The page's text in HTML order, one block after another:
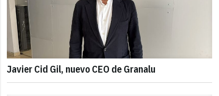
Javier Cid Gil, nuevo CEO de Granalu